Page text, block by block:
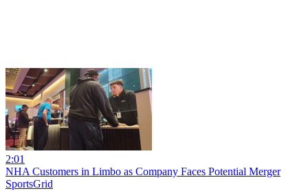
2:01
NHA Customers in Limbo as Company Faces Potential Merger
SportsGrid